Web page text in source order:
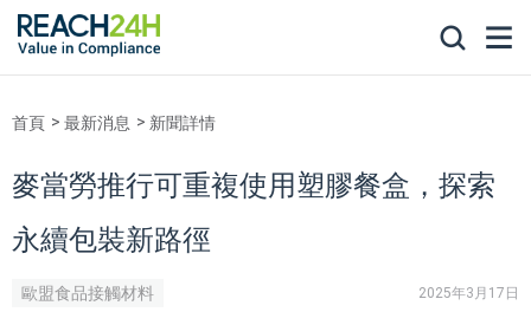
首頁 最新消息 新聞詳情
麥當勞推行可重複使用塑膠餐盒，探索
永續包裝新路徑
歐盟食品接觸材料 2025年3月17日